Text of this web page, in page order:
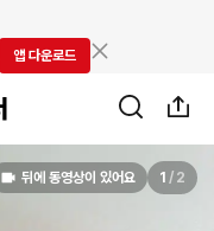
앱 다운로드
뒤에 동영상이 있어요 1 / 2